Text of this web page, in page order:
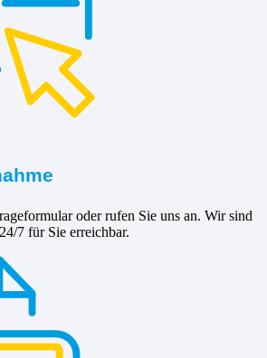
oder rufen Sie uns an. Wir sind
24/7 für Sie erreichbar.